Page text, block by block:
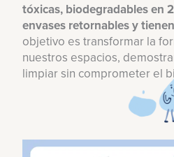
tóxicas, biodegradables en
envases retornables y
objetivo es transformar la
nuestros espacios,
limpiar sin comprometer el